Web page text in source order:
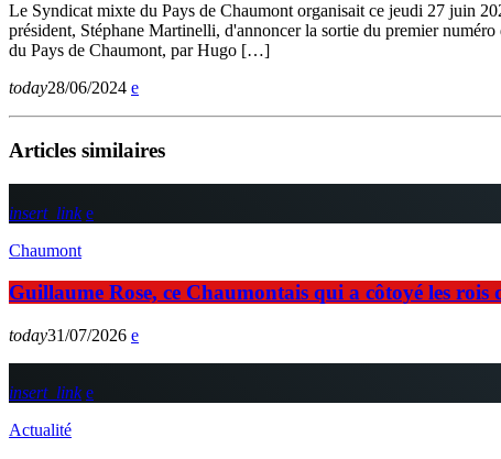
Le Syndicat mixte du Pays de Chaumont organisait ce jeudi 27 juin
président, Stéphane Martinelli, d'annoncer la sortie du premier
du Pays de Chaumont, par Hugo […]
today28/06/2024
Articles similaires
insert_link
Chaumont
Guillaume Rose, ce Chaumontais qui a côtoyé les
today31/07/2026
insert_link
Actualité